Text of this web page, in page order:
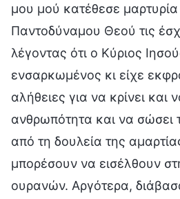
μου μού κατέθεσε μαρτυρία
Παντοδύναμου Θεού τις
λέγοντας ότι ο Κύριος
ενσαρκωμένος κι είχε
αλήθειες για να κρίνει και
ανθρωπότητα και να σώσει
από τη δουλεία της
μπορέσουν να εισέλθουν
ουρανών. Αργότερα,